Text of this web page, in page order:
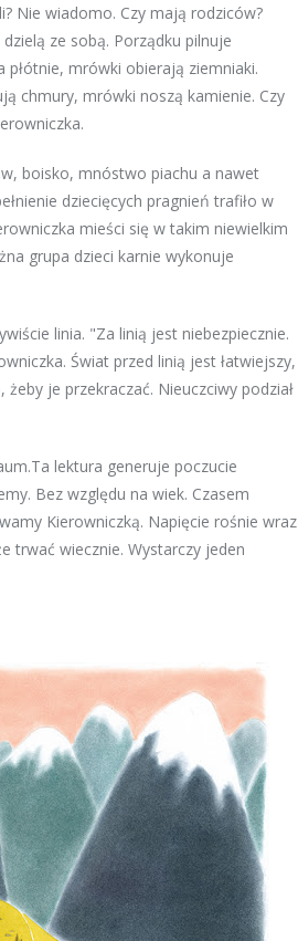
Nie wiadomo. Czy mają rodziców?
ze sobą. Porządku pilnuje
płótnie, mrówki obierają ziemniaki.
chmury, mrówki noszą kamienie. Czy
boisko, mnóstwo piachu a nawet
dziecięcych pragnień trafiło w
mieści się w takim niewielkim
grupa dzieci karnie wykonuje
linia. "Za linią jest niebezpiecznie.
Świat przed linią jest łatwiejszy,
je przekraczać. Nieuczciwy podział
lektura generuje poczucie
Bez względu na wiek. Czasem
Kierowniczką. Napięcie rośnie wraz
trwać wiecznie. Wystarczy jeden